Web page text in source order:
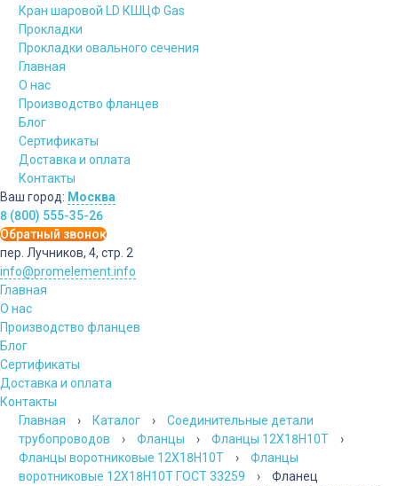
Кран шаровой LD КШЦФ Gas
Прокладки
Прокладки овального сечения
Главная
О нас
Производство фланцев
Блог
Сертификаты
Доставка и оплата
Контакты
Ваш город: Москва
8 (800) 555-35-26
Обратный звонок
пер. Лучников, 4, стр. 2
info@promelement.info
Главная
О нас
Производство фланцев
Блог
Сертификаты
Доставка и оплата
Контакты
Главная
› Каталог ›
Соединительные детали
трубопроводов
› Фланцы › Фланцы 12Х18Н10Т
›
Фланцы воротниковые 12Х18Н10Т
›
Фланцы
воротниковые 12Х18Н10Т ГОСТ 33259
›
Фланец